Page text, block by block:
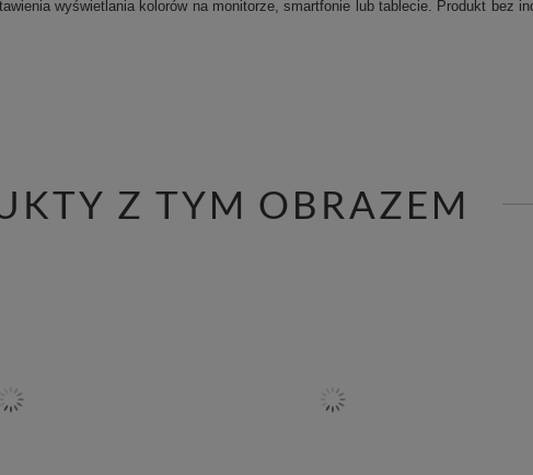
wyświetlania kolorów na monitorze, smartfonie lub tablecie. Produkt bez
Z TYM OBRAZEM